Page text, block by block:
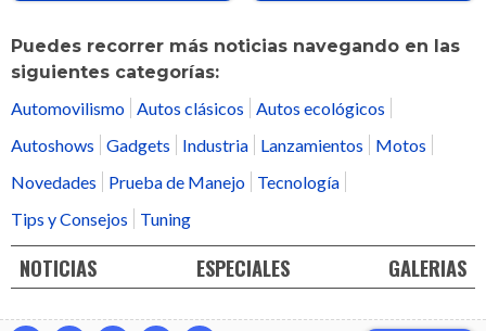
Puedes recorrer más noticias navegando en las
siguientes categorías:
Automovilismo Autos clásicos
Autos ecológicos
Autoshows
Gadgets Industria Lanzamientos
Motos
Novedades
Prueba de Manejo
Tecnología
Tips y Consejos
Tuning
NOTICIAS ESPECIALES GALERIAS